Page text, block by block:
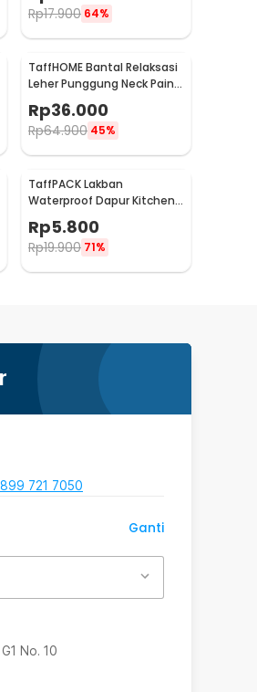
Rp17.900 64%
TaffHOME Bantal Relaksasi
Leher Punggung Neck Pain
Relief - HBF001
Rp36.000
Rp64.900 45%
TaffPACK Lakban
Waterproof Dapur Kitchen
Sink Seal Tape 3M 20mm -
YK-468
Rp5.800
Rp19.900 71%
721 7050
Ganti
No. 10